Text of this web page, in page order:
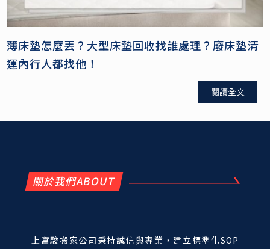
薄床墊怎麼丟？大型床墊回收找誰處理？廢床墊清
運內行人都找他！
閱讀全文
關於我們ABOUT
上富駿搬家公司秉持誠信與專業，建立標準化SOP